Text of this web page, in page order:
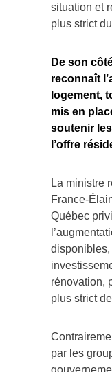
situation et
plus strict
De son
reconnaît
logement,
mis en
soutenir
l’offre
La ministre
France-
Québec
disponibles,
rénovation,
plus strict
par les